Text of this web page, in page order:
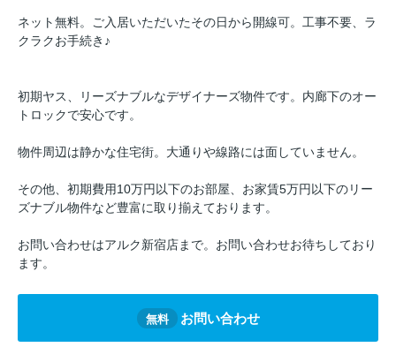
ネット無料。ご入居いただいたその日から開線可。工事不要、ラ
クラクお手続き♪
初期ヤス、リーズナブルなデザイナーズ物件です。内廊下のオー
トロックで安心です。
物件周辺は静かな住宅街。大通りや線路には面していません。
その他、初期費用10万円以下のお部屋、お家賃5万円以下のリー
ズナブル物件など豊富に取り揃えております。
お問い合わせはアルク新宿店まで。お問い合わせお待ちしており
ます。
無料 お問い合わせ